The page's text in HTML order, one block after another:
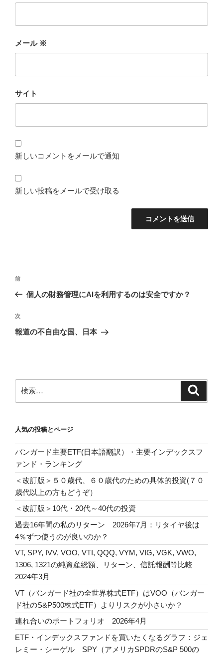
メール ※
サイト
新しいコメントをメールで通知
新しい投稿をメールで受け取る
投
ビ
ゲ
ン
前
の
稿
前
個人の財務管理にAIを利用するのは安全ですか？
次
の
次
報道の不自由な国、日本
索:
人気の投稿とページ
バンガード主要ETF(日本語翻訳）・主要インデックスフ
ァンド・ランキング
＜改訂版＞５０歳代、６０歳代のための具体的投資(７０
歳代以上の方もどうぞ）
＜改訂版＞10代・20代～40代の投資
過去16年間の私のリターン 2026年7月：リタイヤ後は
4％ずつ使うのが良いのか？
VT, SPY, IVV, VOO, VTI, QQQ, VYM, VIG, VGK, VWO,
1306, 1321の純資産総額、リターン、信託報酬等比較
2024年3月
VT（バンガード社の全世界株式ETF）はVOO（バンガー
ド社のS&P500株式ETF）よりリスクが小さいか？
連れ合いのポートフォリオ 2026年4月
ETF・インデックスファンドを買いたくなるグラフ：ジェ
レミー・シーゲル SPY（アメリカSPDRのS&P 500の